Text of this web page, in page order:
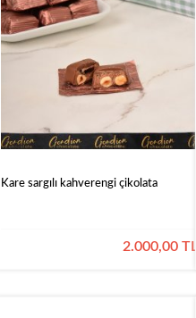
Kare sargılı kahverengi çikolata
2.000,00 TL